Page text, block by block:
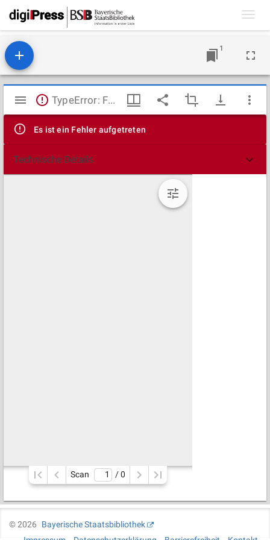
1
Mirador
Viewer
TypeError: Failed to fetch
Es ist ein Fehler aufgetreten
Technische Details
Scan / 0
©2026
Bayerische Staatsbibliothek